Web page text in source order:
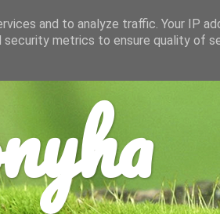
and to analyze traffic. Your IP
metrics to ensure quality of